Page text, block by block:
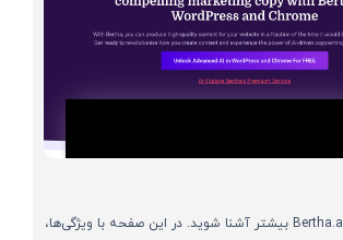
با هوش مصنوعی Bertha.ai بیشتر آشنا شوید. در این صفحه با ویژگی‌ها،